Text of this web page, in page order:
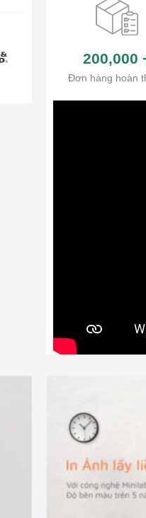
200,000
Đơn hàng hoàn